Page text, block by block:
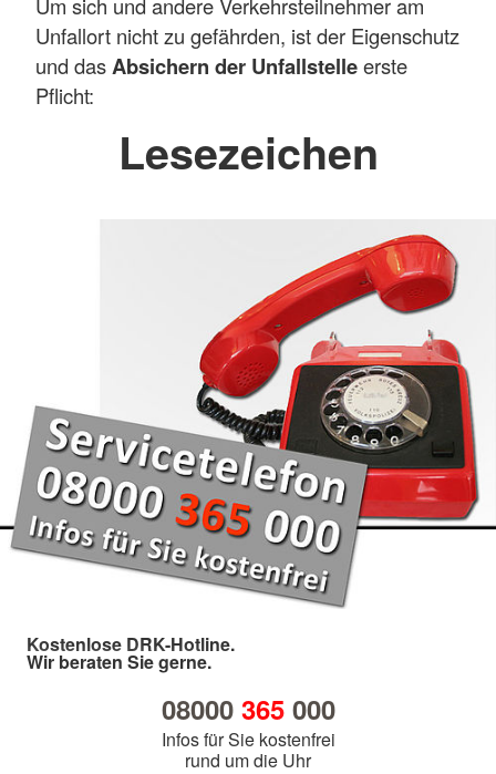
Unfallort nicht zu gefährden, ist der Eigenschutz
und dasAbsichern der Unfallstelleerste
Pflicht:
Lesezeichen
Kostenlose DRK-Hotline.
Wir beraten Sie gerne.
08000 365000
Infos für Sie kostenfrei
rund um die Uhr